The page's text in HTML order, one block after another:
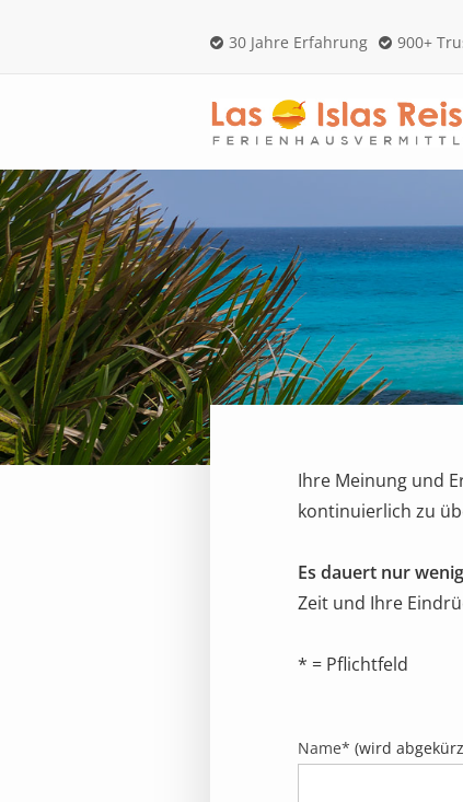
30 Jahre Erfahrung 900+
Ihre Meinung und
kontinuierlich zu
Es dauert nur
Zeit und Ihre
* = Pflichtfeld
Name* (wird